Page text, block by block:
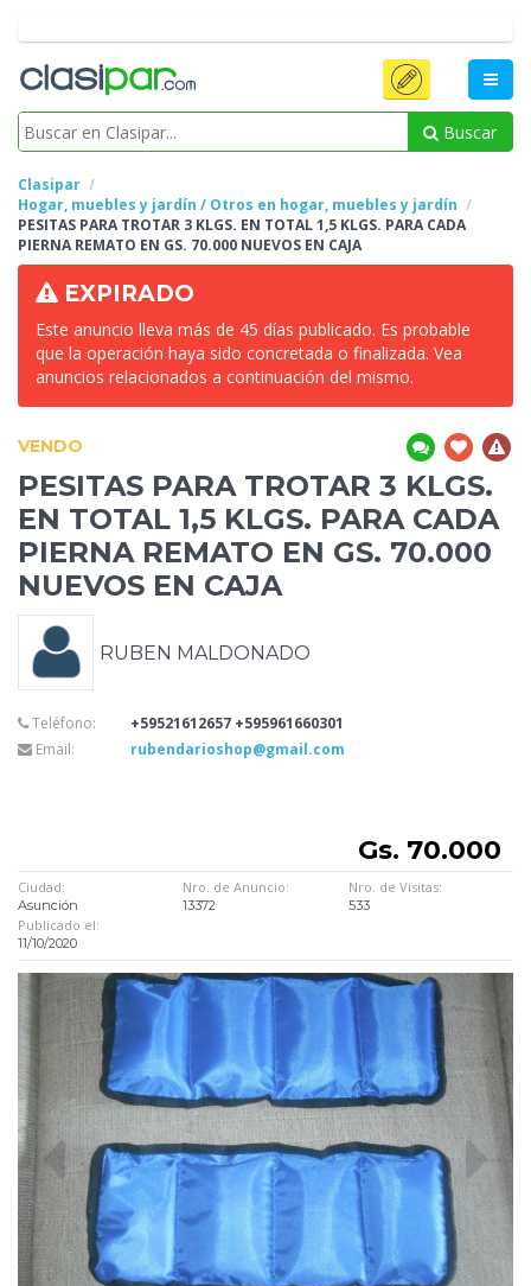
Buscar
Clasipar
Hogar, muebles y jardín / Otros en hogar, muebles y jardín
PESITAS PARA TROTAR 3 KLGS. EN TOTAL 1,5 KLGS. PARA CADA
PIERNA REMATO EN GS. 70.000 NUEVOS EN CAJA
EXPIRADO
Este anuncio lleva más de 45 días publicado. Es probable
que la operación haya sido concretada o finalizada. Vea
anuncios relacionados a continuación del mismo.
VENDO
PESITAS PARA TROTAR 3 KLGS.
EN TOTAL 1,5 KLGS. PARA CADA
PIERNA REMATO EN GS. 70.000
NUEVOS EN CAJA
RUBEN MALDONADO
Teléfono:
+59521612657 +595961660301
Email:
rubendarioshop@gmail.com
Gs. 70.000
Ciudad:
Asunción
Nro. de Anuncio:
13372
Nro. de Visitas:
533
Publicado el:
11/10/2020